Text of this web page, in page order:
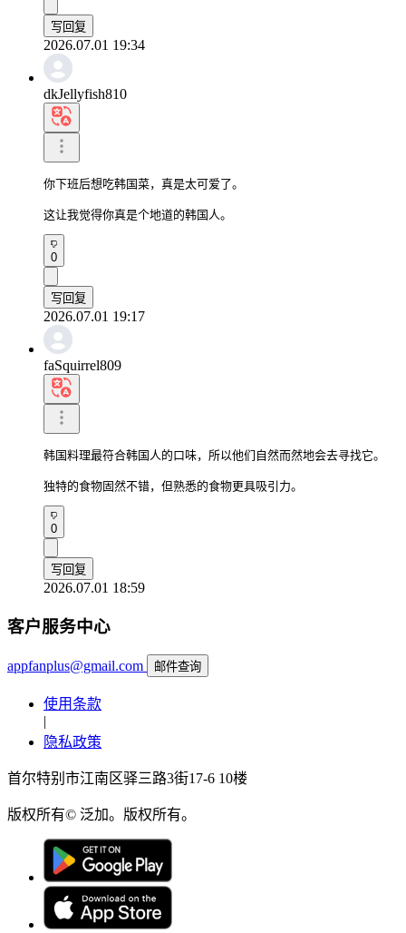
写回复
2026.07.01 19:34
dkJellyfish810
你下班后想吃韩国菜，真是太可爱了。
这让我觉得你真是个地道的韩国人。
0
写回复
2026.07.01 19:17
faSquirrel809
韩国料理最符合韩国人的口味，所以他们自然而然地会去寻找它。
独特的食物固然不错，但熟悉的食物更具吸引力。
0
写回复
2026.07.01 18:59
客户服务中心
appfanplus@gmail.com 邮件查询
使用条款
|
隐私政策
首尔特别市江南区驿三路3街17-6 10楼
版权所有© 泛加。版权所有。